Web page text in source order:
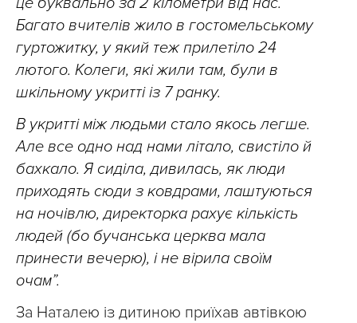
Багато вчителів жило в гостомельському
гуртожитку, у який теж прилетіло 24
лютого. Колеги, які жили там, були в
шкільному укритті із 7 ранку.
В укритті між людьми стало якось легше.
Але все одно над нами літало, свистіло й
бахкало. Я сиділа, дивилась, як люди
приходять сюди з ковдрами, лаштуються
на ночівлю, директорка рахує кількість
людей (бо бучанська церква мала
принести вечерю), і не вірила своїм
очам”.
За Наталею із дитиною приїхав автівкою